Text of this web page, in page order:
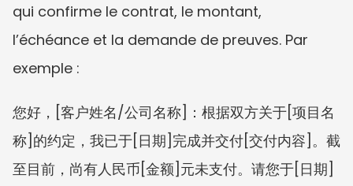
qui confirme le contrat, le montant,
l’échéance et la demande de preuves. Par
exemple :
您好，[客户姓名/公司名称]：根据双方关于[项目名
称]的约定，我已于[日期]完成并交付[交付内容]。截
至目前，尚有人民币[金额]元未支付。请您于[日期]